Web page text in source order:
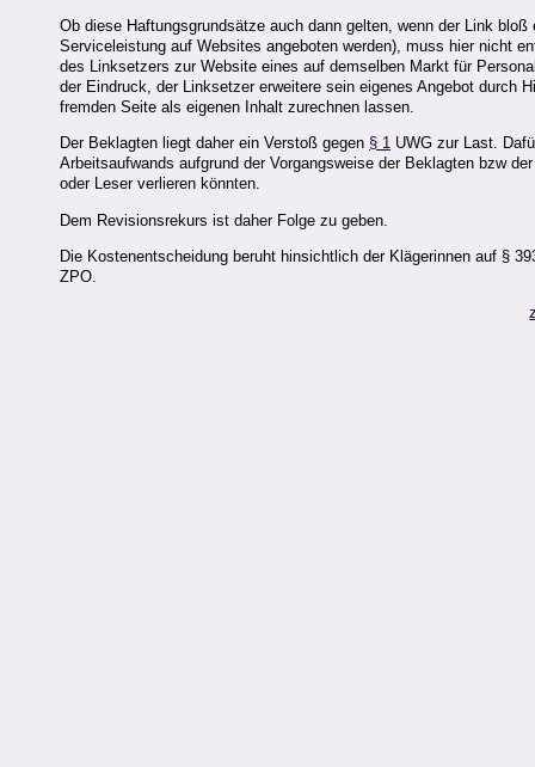
Ob diese Haftungsgrundsätze auch dann gelten, wenn der Link
Serviceleistung auf Websites angeboten werden), muss hier nicht
des Linksetzers zur Website eines auf demselben Markt für
der Eindruck, der Linksetzer erweitere sein eigenes Angebot durch
fremden Seite als eigenen Inhalt zurechnen lassen.
Der Beklagten liegt daher ein Verstoß gegen § 1 UWG zur Last.
Arbeitsaufwands aufgrund der Vorgangsweise der Beklagten bzw
oder Leser verlieren könnten.
Dem Revisionsrekurs ist daher Folge zu geben.
Die Kostenentscheidung beruht hinsichtlich der Klägerinnen auf §
ZPO.